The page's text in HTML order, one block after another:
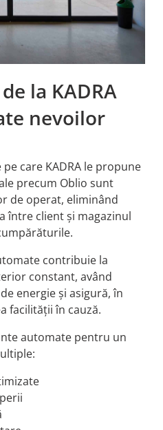
la KADRA
nevoilor
care KADRA le propune
precum Oblio sunt
de operat, eliminând
între client și magazinul
contribuie la
constant, având
energie și asigură, în
facilității în cauză.
automate pentru un